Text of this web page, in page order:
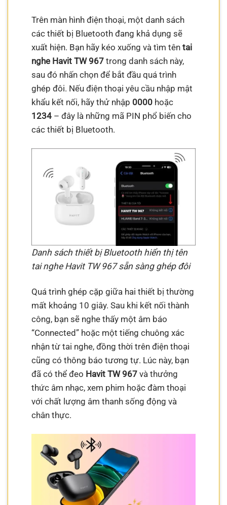
Trên màn hình điện thoại, một danh sách
các thiết bị Bluetooth đang khả dụng sẽ
xuất hiện. Bạn hãy kéo xuống và tìm têntai
nghe Havit TW 967 trong danh sách này,
sau đó nhấn chọn để bắt đầu quá trình
ghép đôi. Nếu điện thoại yêu cầu nhập mật
khẩu kết nối, hãy thử nhập 0000 hoặc
1234 – đây là những mã PIN phổ biến cho
các thiết bị Bluetooth.
Danh sách thiết bị Bluetooth hiển thị tên
tai nghe Havit TW 967 sẵn sàng ghép đôi
Quá trình ghép cặp giữa hai thiết bị thường
mất khoảng 10 giây. Sau khi kết nối thành
công, bạn sẽ nghe thấy một âm báo
“Connected” hoặc một tiếng chuông xác
nhận từ tai nghe, đồng thời trên điện thoại
cũng có thông báo tương tự. Lúc này, bạn
đã có thể đeo Havit TW 967 và thưởng
thức âm nhạc, xem phim hoặc đàm thoại
với chất lượng âm thanh sống động và
chân thực.